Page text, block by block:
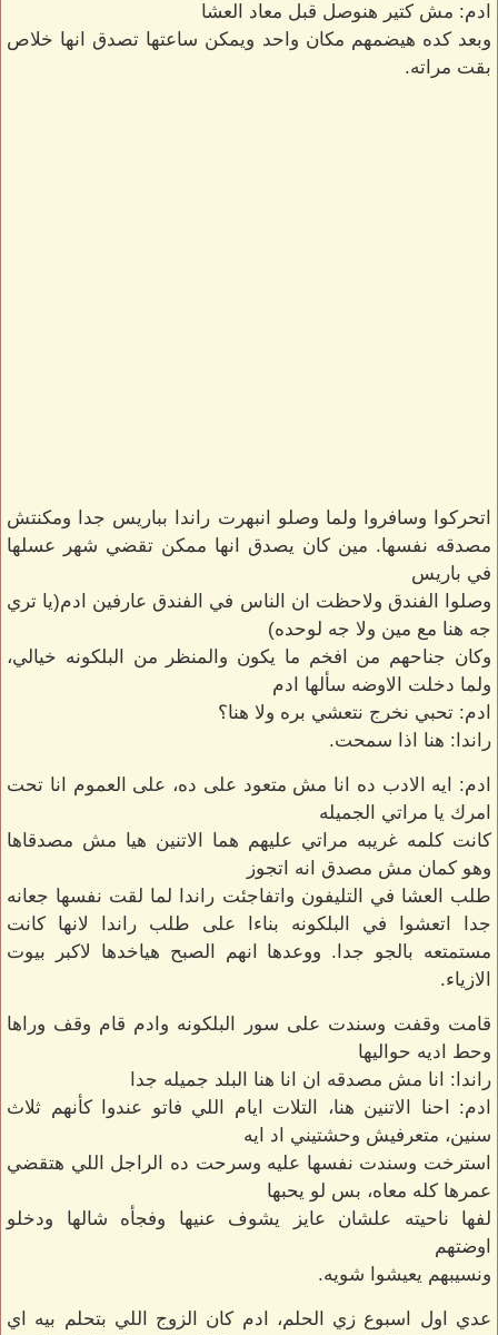
ادم: مش كتير هنوصل قبل معاد العشا
وبعد كده هيضمهم مكان واحد ويمكن ساعتها تصدق انها خلاص
بقت مراته.
اتحركوا وسافروا ولما وصلو انبهرت راندا بباريس جدا ومكنتش
مصدقه نفسها. مين كان يصدق انها ممكن تقضي شهر عسلها
في باريس
وصلوا الفندق ولاحظت ان الناس في الفندق عارفين ادم(يا تري
جه هنا مع مين ولا جه لوحده)
وكان جناحهم من افخم ما يكون والمنظر من البلكونه خيالي،
ولما دخلت الاوضه سألها ادم
ادم: تحبي نخرج نتعشي بره ولا هنا؟
راندا: هنا اذا سمحت.
ادم: ايه الادب ده انا مش متعود على ده، على العموم انا تحت
امرك يا مراتي الجميله
كانت كلمه غريبه مراتي عليهم هما الاتنين هيا مش مصدقاها
وهو كمان مش مصدق انه اتجوز
طلب العشا في التليفون واتفاجئت راندا لما لقت نفسها جعانه
جدا اتعشوا في البلكونه بناءا على طلب راندا لانها كانت
مستمتعه بالجو جدا. ووعدها انهم الصبح هياخدها لاكبر بيوت
الازياء.
قامت وقفت وسندت على سور البلكونه وادم قام وقف وراها
وحط اديه حواليها
راندا: انا مش مصدقه ان انا هنا البلد جميله جدا
ادم: احنا الاتنين هنا، التلات ايام اللي فاتو عندوا كأنهم ثلاث
سنين، متعرفيش وحشتيني اد ايه
استرخت وسندت نفسها عليه وسرحت ده الراجل اللي هتقضي
عمرها كله معاه، بس لو يحبها
لفها ناحيته علشان عايز يشوف عنيها وفجأه شالها ودخلو
اوضتهم
ونسيبهم يعيشوا شويه.
عدي اول اسبوع زي الحلم، ادم كان الزوج اللي بتحلم بيه اي